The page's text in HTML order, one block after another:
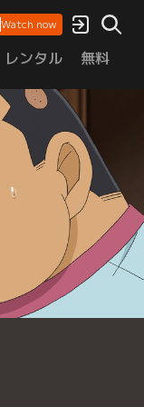
Watch now
レンタル 無料